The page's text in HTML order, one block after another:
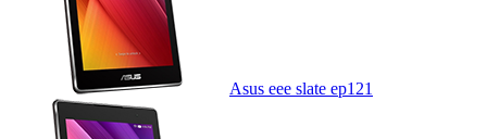
Asus eee slate ep121